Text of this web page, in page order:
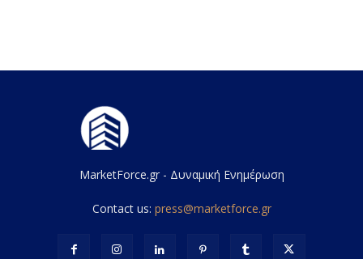
MarketForce.gr - Δυναμική Ενημέρωση
Contact us: press@marketforce.gr